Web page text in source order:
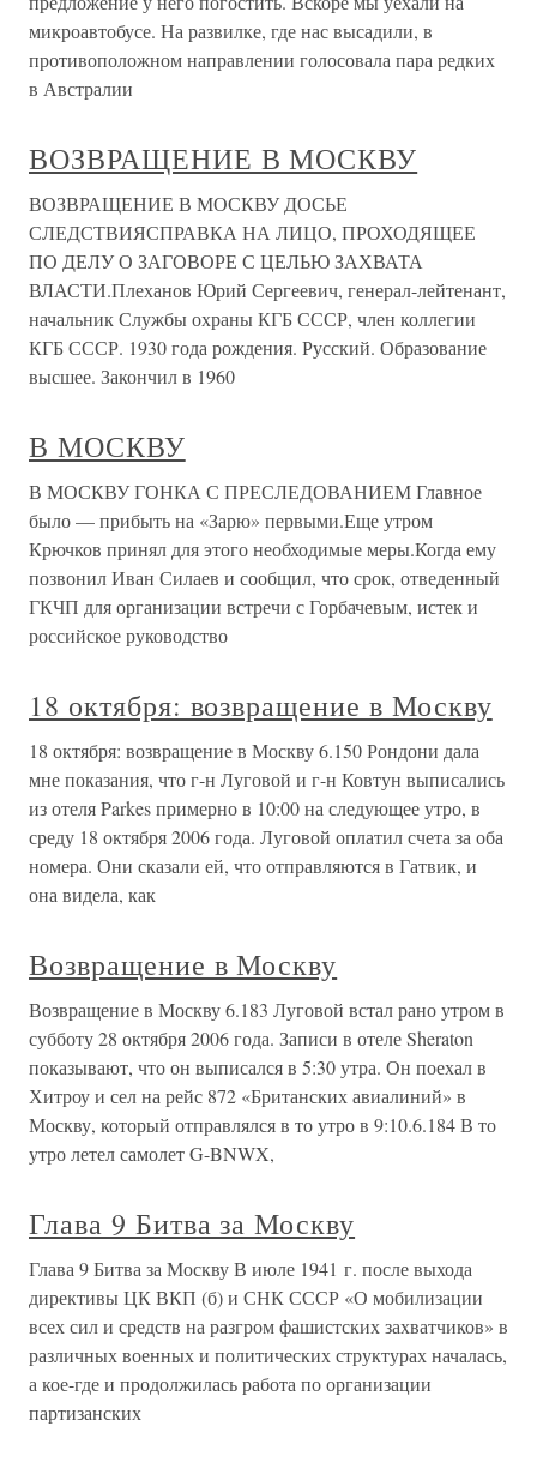
микроавтобусе. На развилке, где нас высадили, в
противоположном направлении голосовала пара редких
в Австралии
ВОЗВРАЩЕНИЕ В МОСКВУ
ВОЗВРАЩЕНИЕ В МОСКВУ ДОСЬЕ
СЛЕДСТВИЯСПРАВКА НА ЛИЦО, ПРОХОДЯЩЕЕ
ПО ДЕЛУ О ЗАГОВОРЕ С ЦЕЛЬЮ ЗАХВАТА
ВЛАСТИ.Плеханов Юрий Сергеевич, генерал-лейтенант,
начальник Службы охраны КГБ СССР, член коллегии
КГБ СССР. 1930 года рождения. Русский. Образование
высшее. Закончил в 1960
В МОСКВУ
В МОСКВУ ГОНКА С ПРЕСЛЕДОВАНИЕМ Главное
было — прибыть на «Зарю» первыми.Еще утром
Крючков принял для этого необходимые меры.Когда ему
позвонил Иван Силаев и сообщил, что срок, отведенный
ГКЧП для организации встречи с Горбачевым, истек и
российское руководство
18 октября: возвращение в Москву
18 октября: возвращение в Москву 6.150 Рондони дала
мне показания, что г-н Луговой и г-н Ковтун выписались
из отеля Parkes примерно в 10:00 на следующее утро, в
среду 18 октября 2006 года. Луговой оплатил счета за оба
номера. Они сказали ей, что отправляются в Гатвик, и
она видела, как
Возвращение в Москву
Возвращение в Москву 6.183 Луговой встал рано утром в
субботу 28 октября 2006 года. Записи в отеле Sheraton
показывают, что он выписался в 5:30 утра. Он поехал в
Хитроу и сел на рейс 872 «Британских авиалиний» в
Москву, который отправлялся в то утро в 9:10.6.184 В то
утро летел самолет G-BNWX,
Глава 9 Битва за Москву
Глава 9 Битва за Москву В июле 1941 г. после выхода
директивы ЦК ВКП (б) и СНК СССР «О мобилизации
всех сил и средств на разгром фашистских захватчиков» в
различных военных и политических структурах началась,
а кое-где и продолжилась работа по организации
партизанских